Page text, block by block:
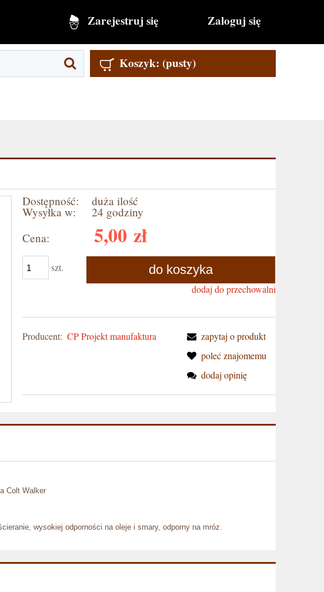
Zarejestruj się Zaloguj się
Koszyk: (pusty)
Dostępność: duża ilość
Wysyłka w:
24 godziny
Cena:
5,00 zł
szt. do koszyka
dodaj do przechowalni
Producent: CP Projekt manufaktura
zapytaj o produkt
poleć znajomemu
dodaj opinię
Colt Walker
wysokiej odporności na oleje i smary, odporny na mróz.